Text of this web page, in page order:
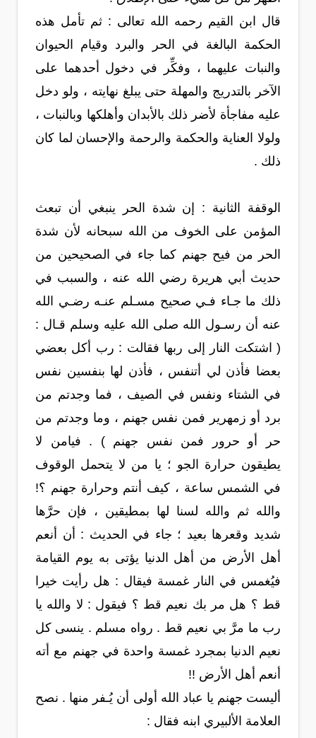
قال ابن القيم رحمه الله تعالى : ثم تأمل هذه
الحكمة البالغة في الحر والبرد وقيام الحيوان
والنبات عليهما ، وفكِّر في دخول أحدهما على
الآخر بالتدريج والمهلة حتى يبلغ نهايته ، ولو دخل
عليه مفاجأة لأضر ذلك بالأبدان وأهلكها وبالنبات ،
ولولا العناية والحكمة والرحمة والإحسان لما كان
ذلك .
الوقفة الثانية : إن شدة الحر ينبغي أن تبعث
المؤمن على الخوف من الله سبحانه لأن شدة
الحر من فيح جهنم كما جاء في الصحيحين من
حديث أبي هريرة رضي الله عنه ، والسبب في
ذلك ما جـاء فـي صحيح مسـلم عنـه رضـي الله
عنه أن رسـول الله صلى الله عليه وسلم قـال :
( اشتكت النار إلى ربها فقالت : رب أكل بعضي
بعضا فأذن لي أتنفس ، فأذن لها بنفسين نفس
في الشتاء ونفس في الصيف ، فما وجدتم من
برد أو زمهرير فمن نفس جهنم ، وما وجدتم من
حر أو حرور فمن نفس جهنم ) . فيامن لا
يطيقون حرارة الجو ؛ يا من لا يتحمل الوقوف
في الشمس ساعة ، كيف أنتم وحرارة جهنم ؟!
والله ثم والله لسنا لها بمطيقين ، فإن حرَّها
شديد وقعرها بعيد ؛ جاء في الحديث : أن أنعم
أهل الأرض من أهل الدنيا يؤتى به يوم القيامة
فيُغمس في النار غمسة فيقال : هل رأيت خيرا
قط ؟ هل مر بك نعيم قط ؟ فيقول : لا والله يا
رب ما مرَّ بي نعيم قط . رواه مسلم . ينسى كل
نعيم الدنيا بمجرد غمسة واحدة في جهنم مع أته
أنعم أهل الأرض !!
أليست جهنم يا عباد الله أولى أن يُـفر منها . نصح
العلامة الألبيري ابنه فقال :